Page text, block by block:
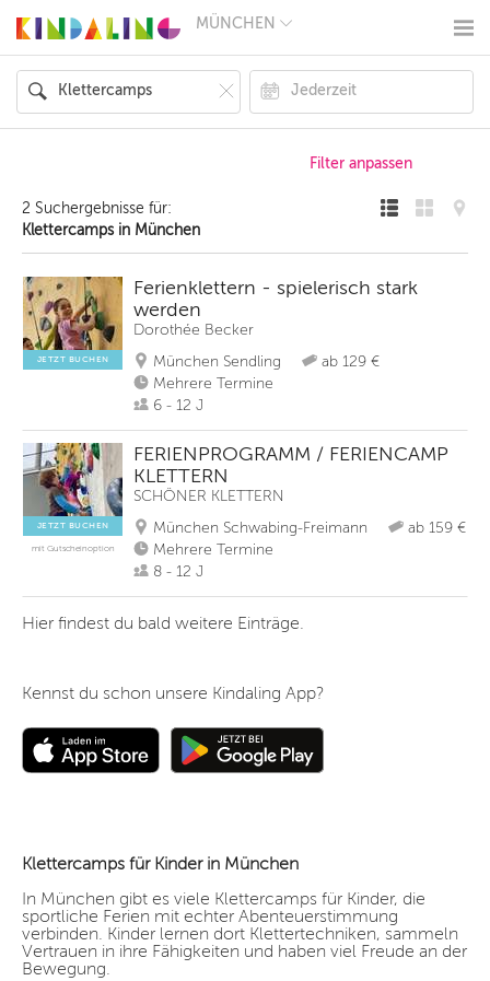
MÜNCHEN
MÜNCHEN
HAMBURG
FRANKFURT
KÖLN
LEIPZIG
DRESDEN
NÜRNBERG
ZÜRICH
REGIONEN
2 Suchergebnisse für:
Klettercamps in München
JETZT BUCHEN
Ferienklettern - spielerisch stark
werden
Dorothée Becker
München Sendling
ab 129 €
Mehrere Termine
6 - 12 J
JETZT BUCHEN
mit Gutscheinoption
FERIENPROGRAMM / FERIENCAMP
KLETTERN
SCHÖNER KLETTERN
München Schwabing-Freimann
ab 159 €
Mehrere Termine
8 - 12 J
Hier findest du bald weitere Einträge.
Kennst du schon unsere Kindaling App?
Klettercamps für Kinder in München
In München gibt es viele Klettercamps für Kinder, die
sportliche Ferien mit echter Abenteuerstimmung
verbinden. Kinder lernen dort Klettertechniken, sammeln
Vertrauen in ihre Fähigkeiten und haben viel Freude an der
Bewegung.